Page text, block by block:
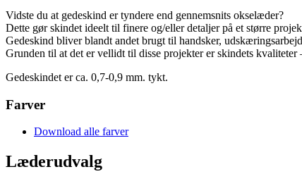
Vidste du at gedeskind er tyndere end gennemsnits okselæder?
Dette gør skindet ideelt til finere og/eller detaljer på et større
Gedeskind bliver blandt andet brugt til handsker,
Grunden til at det er vellidt til disse projekter er skindets
Gedeskindet er ca. 0,7-0,9 mm. tykt.
Farver
Download alle farver
Læderudvalg
Sort